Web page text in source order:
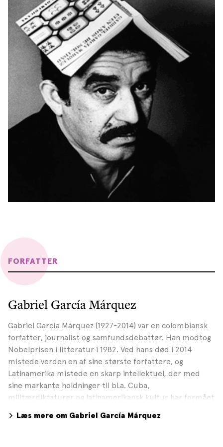
FORFATTER
Gabriel García Márquez
Gabriel García Márquez (1927-2014) var en colombiansk
forfatter, journalist og samfundsdebattør. Han modtog
Nobelprisen i litteratur i 1982. Ved hans død i 2014
mistede verden en af sine største forfattere, og
Latinamerika mistede en skarp intellektuel, der med
sine markante holdninger til bl.a. Cuba,
militærdiktaturer og latinamerikansk kultur har formået
især kendt for sin brug af magisk realisme, der ifølge
Læs mere om Gabriel García Márquez